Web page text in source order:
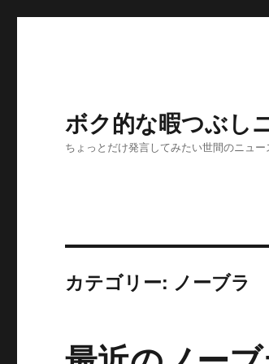
ボク的な暇つぶし
ちょっとだけ発言してみたい世間のニュ
カテゴリー: ノーブラ